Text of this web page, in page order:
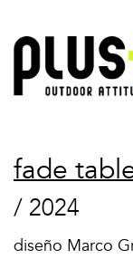
fade
/ 2024
diseño Marco